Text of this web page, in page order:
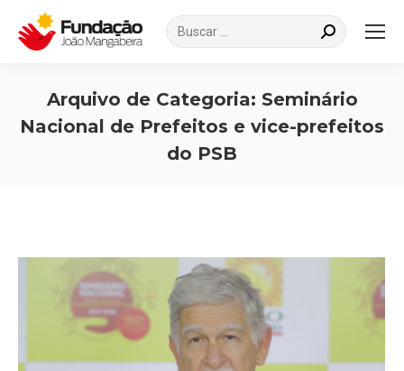
Search:
Arquivo de Categoria: Seminário
Nacional de Prefeitos e vice-prefeitos
do PSB